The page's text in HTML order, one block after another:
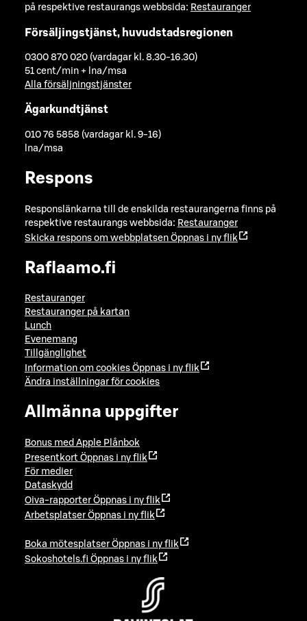
på respektive restaurangs webbsida: Restauranger
Försäljingstjänst, huvudstadsregionen
0300 870 020 (vardagar kl. 8.30-16.30)
51 cent/min + lna/msa
Alla försäljningstjänster
Ägarkundtjänst
010 76 5858 (vardagar kl. 9-16)
lna/msa
Respons
Responslänkarna till de enskilda restaurangerna finns på
respektive restaurangs webbsida: Restauranger
Skicka respons om webbplatsen Öppnas i ny flik
Raflaamo.fi
Restauranger
Restauranger på kartan
Lunch
Evenemang
Tillgänglighet
Information om cookies Öppnas i ny flik
Ändra inställningar för cookies
Allmänna uppgifter
Bonus med Apple Plånbok
Presentkort Öppnas i ny flik
För medier
Dataskydd
Oiva-rapporter Öppnas i ny flik
Arbetsplatser Öppnas i ny flik
Boka mötesplatser Öppnas i ny flik
Sokoshotels.fi Öppnas i ny flik